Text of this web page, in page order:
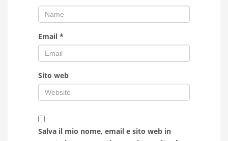
Email *
Sito web
Salva il mio nome, email e sito web in